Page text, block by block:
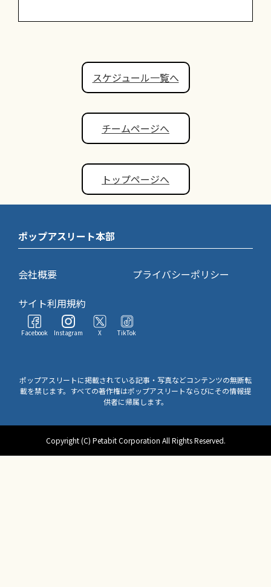
スケジュール一覧へ
チームページへ
トップページへ
ポップアスリート本部
会社概要
プライバシーポリシー
サイト利用規約
Facebook Instagram X TikTok
ポップアスリートに掲載されている記事・写真などコンテンツの無断転
載を禁じます。すべての著作権はポップアスリートならびにその情報提
供者に帰属します。
Copyright (C) Petabit Corporation All Rights Reserved.